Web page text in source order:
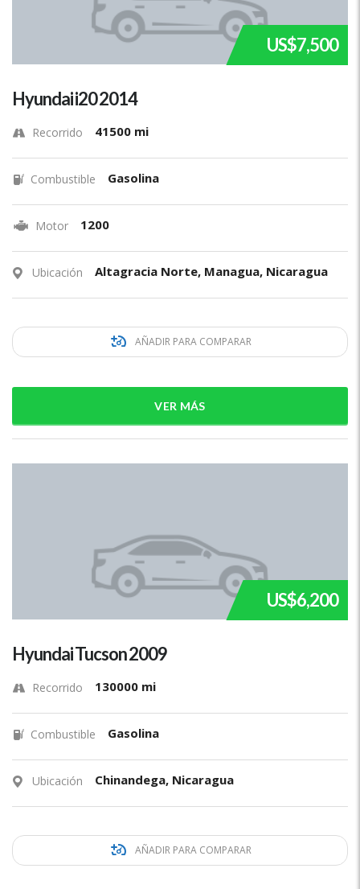
US$7,500
Hyundai i20 2014
Recorrido 41500 mi
Combustible Gasolina
Motor 1200
Ubicación Altagracia Norte, Managua, Nicaragua
AÑADIR PARA COMPARAR
VER MÁS
US$6,200
Hyundai Tucson 2009
Recorrido 130000 mi
Combustible Gasolina
Ubicación Chinandega, Nicaragua
AÑADIR PARA COMPARAR